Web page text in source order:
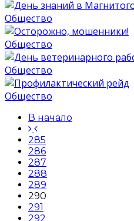
Общество
Общество
Общество
Общество
В начало
285
286
287
288
289
290
291
292